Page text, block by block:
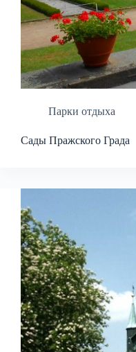
Парки отдыха
Сады Пражского Града